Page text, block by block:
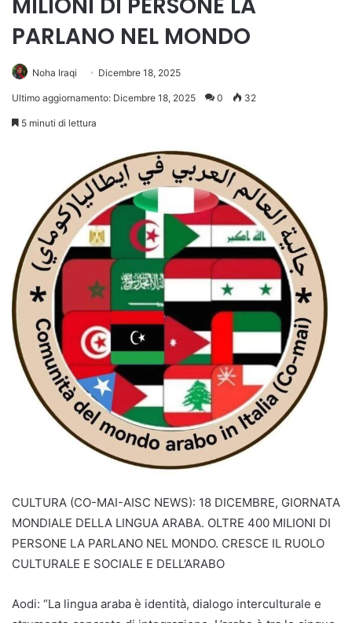
PARLANO NEL MONDO
Noha Iraqi Dicembre 18, 2025
Ultimo aggiornamento: Dicembre 18, 2025 0 32
5 minuti di lettura
CULTURA (CO-MAI-AISC NEWS): 18 DICEMBRE, GIORNATA
MONDIALE DELLA LINGUA ARABA. OLTRE 400 MILIONI DI
PERSONE LA PARLANO NEL MONDO. CRESCE IL RUOLO
CULTURALE E SOCIALE E DELL’ARABO
Aodi: “La lingua araba è identità, dialogo interculturale e